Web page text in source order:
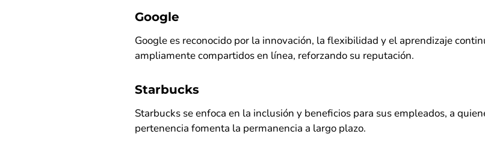
Google
Google es reconocido por la innovación, la flexibilidad y el aprendizaje
ampliamente compartidos en línea, reforzando su reputación.
Starbucks
Starbucks se enfoca en la inclusión y beneficios para sus empleados, a
pertenencia fomenta la permanencia a largo plazo.